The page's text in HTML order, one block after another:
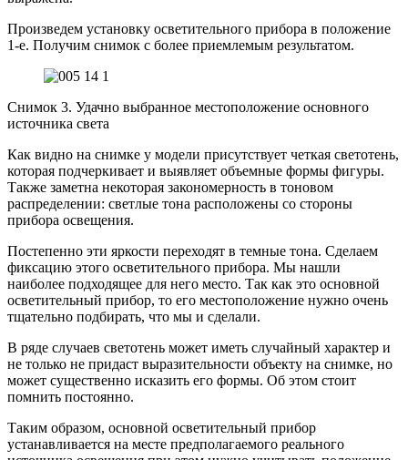
Произведем установку осветительного прибора в положение
1-е. Получим снимок с более приемлемым результатом.
Снимок 3. Удачно выбранное местоположение основного
источника света
Как видно на снимке у модели присутствует четкая светотень,
которая подчеркивает и выявляет объемные формы фигуры.
Также заметна некоторая закономерность в тоновом
распределении: светлые тона расположены со стороны
прибора освещения.
Постепенно эти яркости переходят в темные тона. Сделаем
фиксацию этого осветительного прибора. Мы нашли
наиболее подходящее для него место. Так как это основной
осветительный прибор, то его местоположение нужно очень
тщательно подбирать, что мы и сделали.
В ряде случаев светотень может иметь случайный характер и
не только не придаст выразительности объекту на снимке, но
может существенно исказить его формы. Об этом стоит
помнить постоянно.
Таким образом, основной осветительный прибор
устанавливается на месте предполагаемого реального